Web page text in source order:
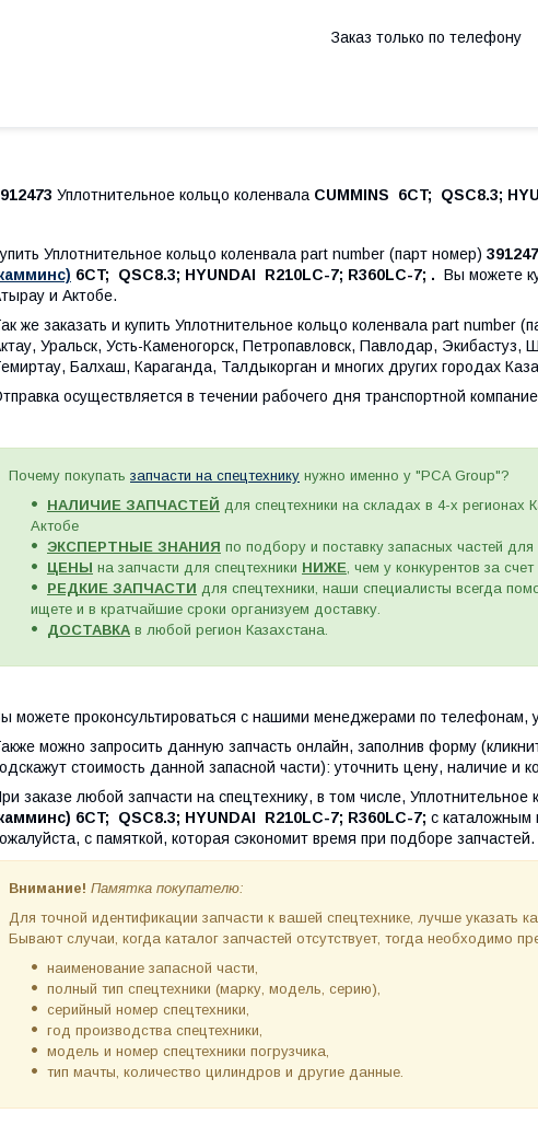
Заказ только по телефону
Уплотнительное кольцо коленвала CUMMINS 6CT; QSC8.3;
Уплотнительное кольцо коленвала part number (парт номер)
6CT; QSC8.3; HYUNDAI R210LC-7; R360LC-7; . Вы можете
и Актобе.
же заказать и купить Уплотнительное кольцо коленвала part number
Уральск, Усть-Каменогорск, Петропавловск, Павлодар,
Балхаш, Караганда, Талдыкорган и многих других городах
осуществляется в течении рабочего дня транспортной
Почему покупать запчасти на спецтехнику нужно именно у "PCA Group"?
НАЛИЧИЕ ЗАПЧАСТЕЙ для спецтехники на складах в 4-х регионах
Актобе
ЭКСПЕРТНЫЕ ЗНАНИЯ по подбору и поставку запасных частей
ЦЕНЫ на запчасти для спецтехники НИЖЕ, чем у конкурентов за
РЕДКИЕ ЗАПЧАСТИ для спецтехники, наши специалисты всегда
ищете и в кратчайшие сроки организуем доставку.
ДОСТАВКА в любой регион Казахстана.
можете проконсультироваться с нашими менеджерами по телефонам,
можно запросить данную запчасть онлайн, заполнив форму
стоимость данной запасной части): уточнить цену, наличие и
заказе любой запчасти на спецтехнику, в том числе, Уплотнительное
6CT; QSC8.3; HYUNDAI R210LC-7; R360LC-7; с каталожным
с памяткой, которая сэкономит время при подборе запчастей.
Внимание! Памятка покупателю:
Для точной идентификации запчасти к вашей спецтехнике, лучше указать
Бывают случаи, когда каталог запчастей отсутствует, тогда необходимо
наименование запасной части,
полный тип спецтехники (марку, модель, серию),
серийный номер спецтехники,
год производства спецтехники,
модель и номер спецтехники погрузчика,
тип мачты, количество цилиндров и другие данные.